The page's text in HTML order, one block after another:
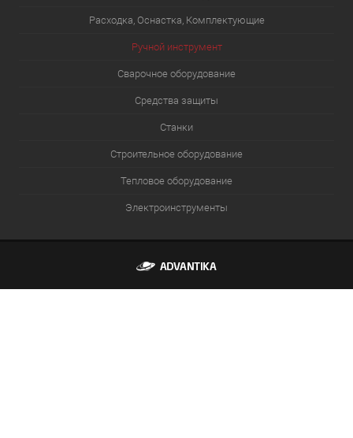
Расходка, Оснастка, Комплектующие
Ручной инструмент
Сварочное оборудование
Средства защиты
Станки
Строительное оборудование
Тепловое оборудование
Электроинструменты